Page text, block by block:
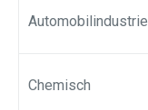
Automobilindustrie
Chemisch